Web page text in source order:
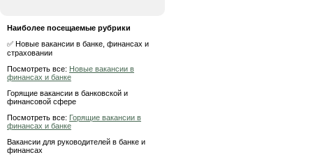
Наиболее посещаемые рубрики
✅ Новые вакансии в банке, финансах и
страховании
Посмотреть все: Новые вакансии в
финансах и банке
Горящие вакансии в банковской и
финансовой сфере
Посмотреть все: Горящие вакансии в
финансах и банке
Вакансии для руководителей в банке и
финансах